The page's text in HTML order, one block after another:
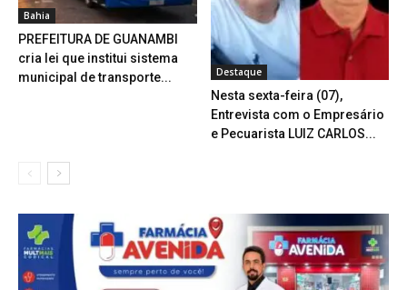
Bahia
PREFEITURA DE GUANAMBI
cria lei que institui sistema
municipal de transporte...
Destaque
Nesta sexta-feira (07),
Entrevista com o Empresário
e Pecuarista LUIZ CARLOS...